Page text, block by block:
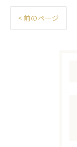
< 前のページ